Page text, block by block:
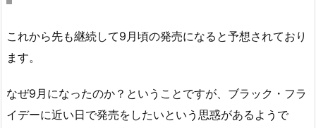
これから先も継続して9月頃の発売になると予想されており
ます。
なぜ9月になったのか？ということですが、ブラック・フラ
イデーに近い日で発売をしたいという思惑があるようで